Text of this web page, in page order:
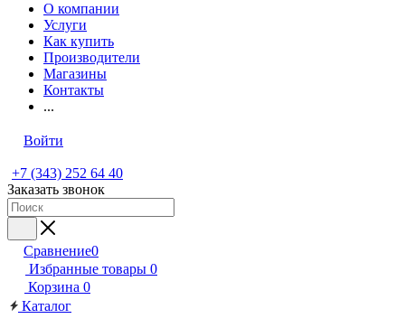
О компании
Услуги
Как купить
Производители
Магазины
Контакты
...
Войти
+7 (343) 252 64 40
Заказать звонок
Сравнение0
Избранные товары 0
Корзина 0
Каталог